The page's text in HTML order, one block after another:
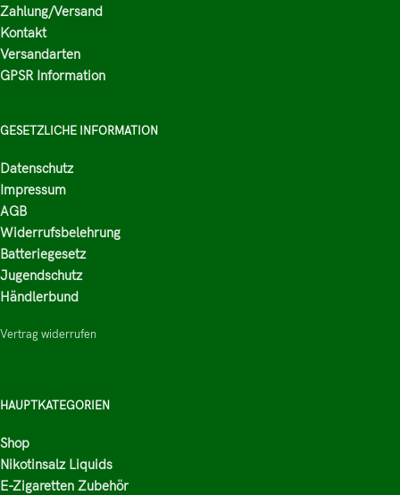
Zahlung/Versand
Kontakt
Versandarten
GPSR Information
GESETZLICHE INFORMATION
Datenschutz
Impressum
AGB
Widerrufsbelehrung
Batteriegesetz
Jugendschutz
Händlerbund
Vertrag widerrufen
HAUPTKATEGORIEN
Shop
Nikotinsalz Liquids
E-Zigaretten Zubehör